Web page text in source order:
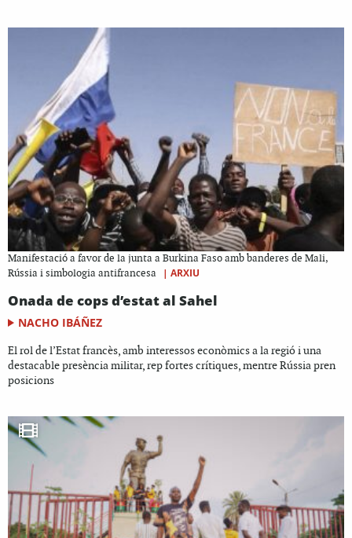
Manifestació a favor de la junta a Burkina Faso amb banderes de Mali,
Rússia i simbologia antifrancesa
| ARXIU
Onada de cops d’estat al Sahel
NACHO IBÁÑEZ
El rol de l’Estat francès, amb interessos econòmics a la regió i una
destacable presència militar, rep fortes crítiques, mentre Rússia pren
posicions